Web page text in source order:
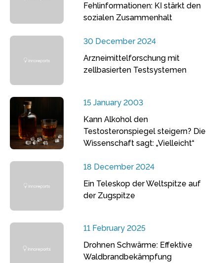
Fehlinformationen: KI stärkt den
sozialen Zusammenhalt
30 December 2024
Arzneimittelforschung mit
zellbasierten Testsystemen
15 January 2003
Kann Alkohol den
Testosteronspiegel steigern? Die
Wissenschaft sagt: „Vielleicht“
18 December 2024
Ein Teleskop der Weltspitze auf
der Zugspitze
11 February 2025
Drohnen Schwärme: Effektive
Waldbrandbekämpfung